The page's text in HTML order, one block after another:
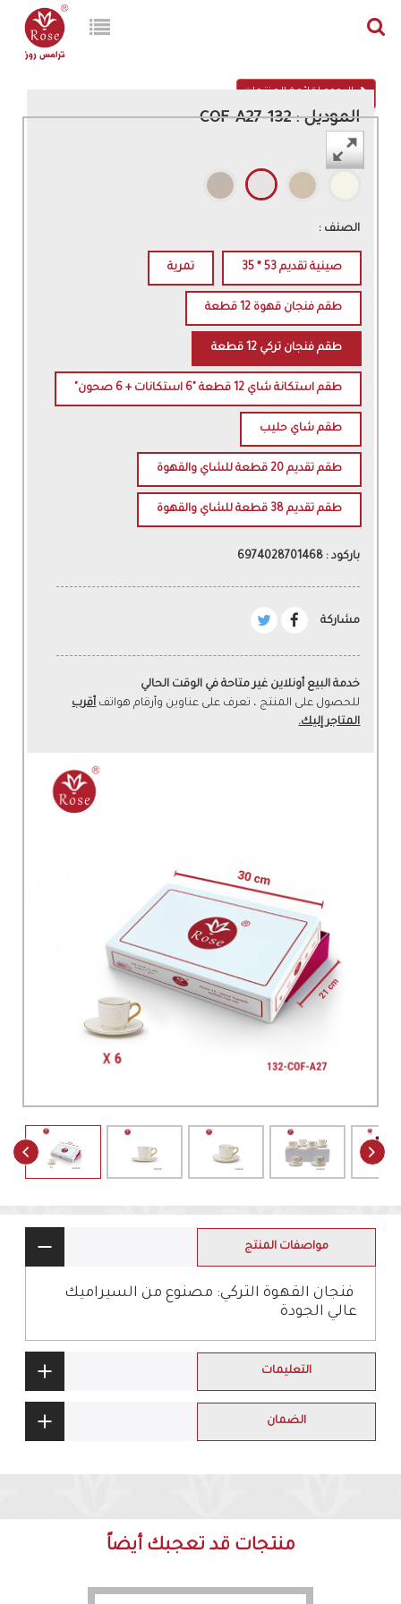
الرجوع لقائمة المنتجات
الموديل : 132-COF-A27
اللون :
الصنف :
صينية تقديم 53 * 35 تمرية
طقم فنجان قهوة 12 قطعة
طقم فنجان تركي 12 قطعة
طقم استكانة شاي 12 قطعة "6 استكانات + 6 صحون"
طقم شاي حليب
طقم تقديم 20 قطعة للشاي والقهوة
طقم تقديم 38 قطعة للشاي والقهوة
باركود : 6974028701468
مشاركة
خدمة البيع أونلاين غير متاحة في الوقت الحالي
للحصول على المنتج ، تعرف على عناوين وأرقام هواتفأقرب
المتاجر إليك.
مواصفات المنتج
فنجان القهوة التركي: مصنوع من السيراميك
عالي الجودة
التعليمات
الضمان
منتجات قد تعجبك أيضاً